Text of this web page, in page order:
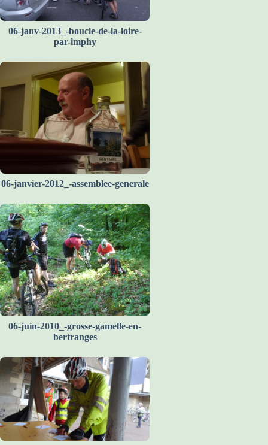
06-janv-2013_-boucle-de-la-loire-
par-imphy
06-janvier-2012_-assemblee-generale
06-juin-2010_-grosse-gamelle-en-
bertranges